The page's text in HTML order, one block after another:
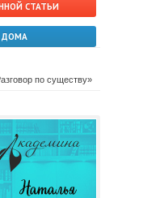
СТАТЬИ
ДОМА
по существу»